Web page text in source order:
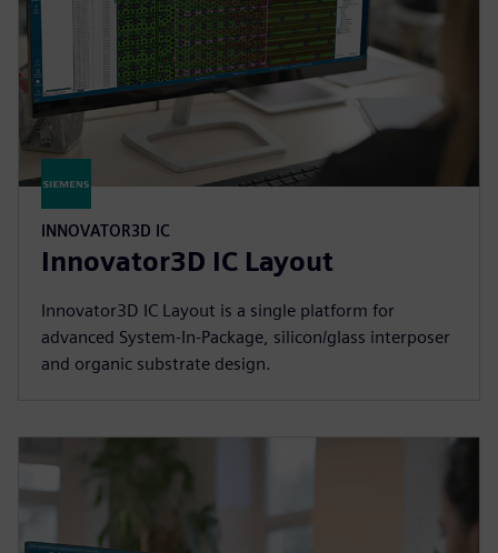
INNOVATOR3D IC
Innovator3D IC Layout
Innovator3D IC Layout is a single platform for
advanced System-In-Package, silicon/glass interposer
and organic substrate design.